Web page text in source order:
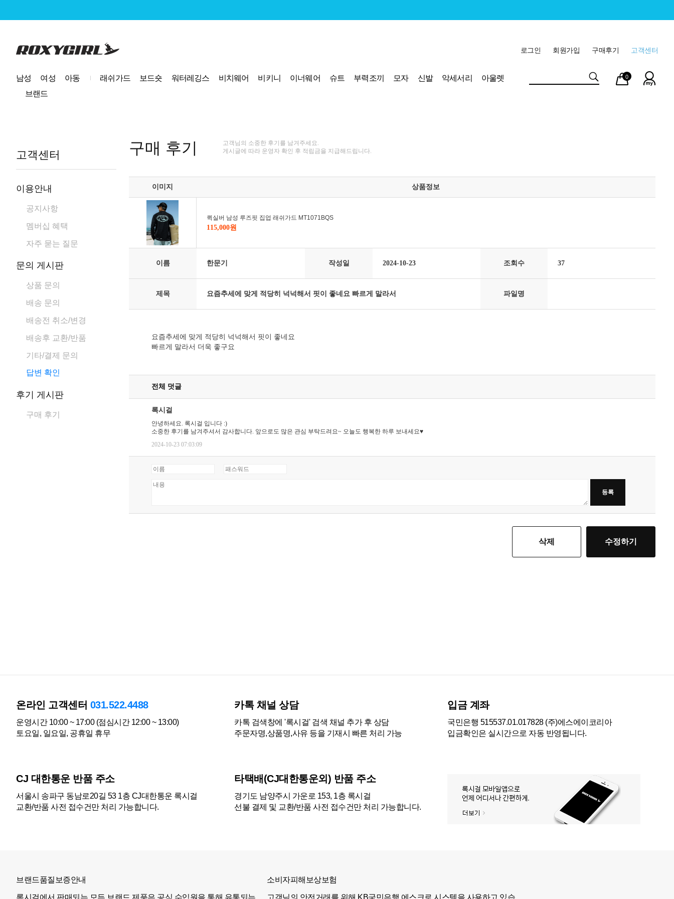
로고 고객센터
구매후기
회원가입
로그인
남성 여성 아동 래쉬가드 보드숏 워터레깅스 비치웨어 비키니 이너웨어 슈트 부력조끼 모자 신발 악세서리
아울렛
브랜드
마이
페이
장바
구니
0
고객센터
이용안내
공지사항
멤버십 혜택
자주 묻는 질문
문의 게시판
상품 문의
배송 문의
배송전 취소/변경
배송후 교환/반품
기타/결제 문의
답변 확인
후기 게시판
구매 후기
구매 후기
고객님의 소중한 후기를 남겨주세요.
게시글에 따라 운영자 확인 후 적립금을 지급해드립니다.
이미지 상품정보
퀵실버 남성 루즈핏 집업 래쉬가드 MT1071BQS
115,000원
이름 한문기 작성일 2024-10-23 조회수 37
제목 요즘추세에 맞게 적당히 넉넉해서 핏이 좋네요 빠르게 말라서 파일명
요즘추세에 맞게 적당히 넉넉해서 핏이 좋네요
빠르게 말라서 더욱 좋구요
전체 덧글
록시걸
안녕하세요. 록시걸 입니다 :)
소중한 후기를 남겨주셔서 감사합니다. 앞으로도 많은 관심 부탁드려요~ 오늘도 행복한 하루 보내세요♥
2024-10-23 07:03:09
등록
삭제 수정하기
온라인 고객센터 031.522.4488
운영시간 10:00 ~ 17:00 (점심시간 12:00 ~ 13:00)
토요일, 일요일, 공휴일 휴무
카톡 채널 상담
카톡 검색창에 '록시걸' 검색 채널 추가 후 상담
주문자명,상품명,사유 등을 기재시 빠른 처리 가능
입금 계좌
국민은행 515537.01.017828 (주)에스에이코리아
입금확인은 실시간으로 자동 반영됩니다.
CJ 대한통운 반품 주소
서울시 송파구 동남로20길 53 1층 CJ대한통운 록시걸
교환/반품 사전 접수건만 처리 가능합니다.
타택배(CJ대한통운외) 반품 주소
경기도 남양주시 가운로 153, 1층 록시걸
선불 결제 및 교환/반품 사전 접수건만 처리 가능합니다.
브랜드품질보증안내
록시걸에서 판매되는 모든 브랜드 제품은 공식 수입원을 통해 유통되는
소비자피해보상보험
고객님의 안전거래를 위해 KB국민은행 에스크로 시스템을 사용하고 있습